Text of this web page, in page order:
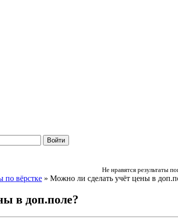
Войти
Не нравятся результаты
по вёрстке » Можно ли сделать учёт цены в
в доп.поле?